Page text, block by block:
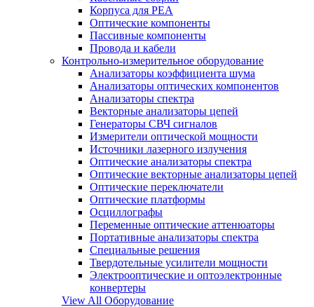
Корпуса для РЕА
Оптические компоненты
Пассивные компоненты
Провода и кабели
Контрольно-измерительное оборудование
Анализаторы коэффициента шума
Анализаторы оптических компонентов
Анализаторы спектра
Векторные анализаторы цепей
Генераторы СВЧ сигналов
Измерители оптической мощности
Источники лазерного излучения
Оптические анализаторы спектра
Оптические векторные анализаторы цепей
Оптические переключатели
Оптические платформы
Осциллографы
Переменные оптические аттенюаторы
Портативные анализаторы спектра
Специальные решения
Твердотельные усилители мощности
Электрооптические и оптоэлектронные
конвертеры
View All Оборудование